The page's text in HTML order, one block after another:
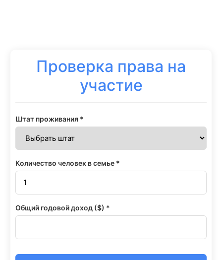
Проверка права на
участие
Штат проживания *
Количество человек в семье *
Общий годовой доход ($) *